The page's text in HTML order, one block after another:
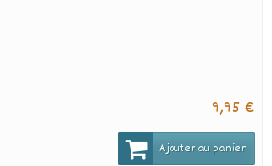
9,95 €
Ajouter au panier